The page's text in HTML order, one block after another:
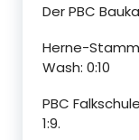
Der PBC
Herne-
Wash: 0:10
PBC
1:9.